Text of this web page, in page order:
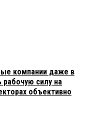
бла-бла-бла.
компании даже в
силу на
объективно